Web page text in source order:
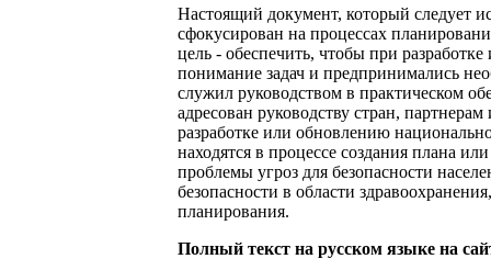
Настоящий документ, который следует
сфокусирован на процессах
цель - обеспечить, чтобы при
понимание задач и предпринимались
служил руководством в практическом
адресован руководству стран,
разработке или обновлению
находятся в процессе создания плана
проблемы угроз для безопасности
безопасности в области
планирования.
Полный текст на русском языке на